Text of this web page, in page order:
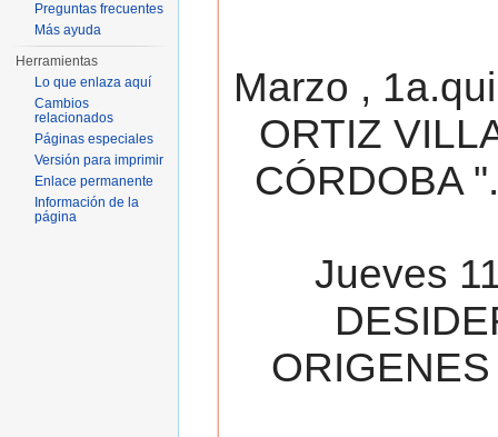
Marzo ,
ORTIZ
CÓRDOBA
Jueves
Preguntas frecuentes
Más ayuda
Herramientas
Lo que enlaza aquí
Cambios
relacionados
Páginas especiales
Versión para imprimir
Enlace permanente
Información de la
página